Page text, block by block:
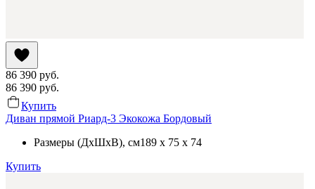
86 390 руб.
86 390 руб.
Купить
Диван прямой Риард-3 Экокожа Бордовый
Размеры (ДхШхВ), см189 x 75 x 74
Купить